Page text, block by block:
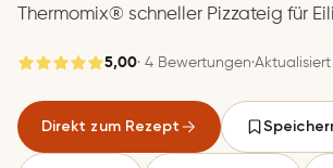
Thermomix® schneller Pizzateig für
5,00· 4 Bewertungen·Aktualisiert
Direkt zum Rezept
Gespeichert
Speichern